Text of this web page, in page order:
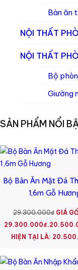
Bàn ăn
NỘI THẤT
NỘI THẤT
Bộ
Giường
SẢN PHẨM NỔI
Bộ Bàn Ăn Mặt Đá
1,6m Gỗ
29.300.000₫ GIÁ
29.300.000₫.
HIỆN TẠI LÀ: